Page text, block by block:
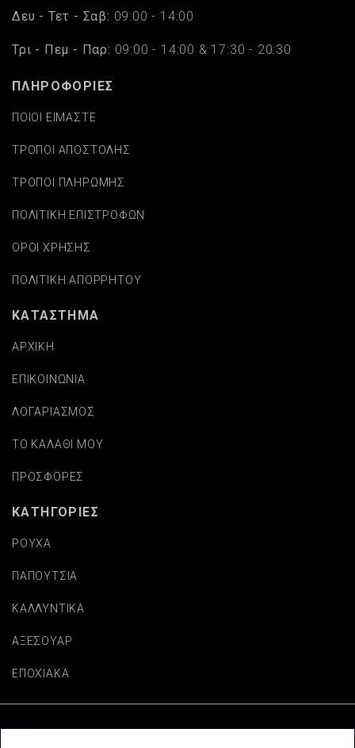
Δευ - Τετ - Σαβ: 09:00 - 14:00
Τρι - Πεμ - Παρ: 09:00 - 14:00 & 17:30 - 20:30
ΠΛΗΡΟΦΟΡΙΕΣ
ΠΟΙΟΙ ΕΙΜΑΣΤΕ
ΤΡΟΠΟΙ ΑΠΟΣΤΟΛΗΣ
ΤΡΟΠΟΙ ΠΛΗΡΩΜΗΣ
ΠΟΛΙΤΙΚΗ ΕΠΙΣΤΡΟΦΩΝ
ΟΡΟΙ ΧΡΗΣΗΣ
ΠΟΛΙΤΙΚΗ ΑΠΟΡΡΗΤΟΥ
ΚΑΤΑΣΤΗΜΑ
ΑΡΧΙΚΗ
ΕΠΙΚΟΙΝΩΝΙΑ
ΛΟΓΑΡΙΑΣΜΟΣ
ΤΟ ΚΑΛΑΘΙ ΜΟΥ
ΠΡΟΣΦΟΡΕΣ
ΚΑΤΗΓΟΡΙΕΣ
ΡΟΥΧΑ
ΠΑΠΟΥΤΣΙΑ
ΚΑΛΛΥΝΤΙΚΑ
ΑΞΕΣΟΥΑΡ
ΕΠΟΧΙΑΚΑ